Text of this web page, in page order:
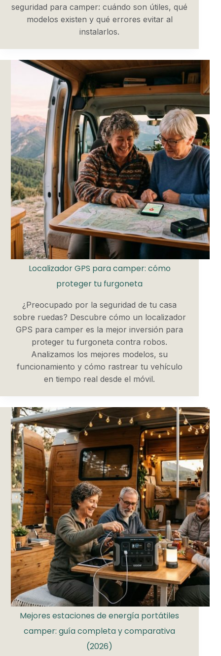
seguridad para camper: cuándo son útiles, qué
modelos existen y qué errores evitar al
instalarlos.
Localizador GPS para camper: cómo
proteger tu furgoneta
¿Preocupado por la seguridad de tu casa
sobre ruedas? Descubre cómo un localizador
GPS para camper es la mejor inversión para
proteger tu furgoneta contra robos.
Analizamos los mejores modelos, su
funcionamiento y cómo rastrear tu vehículo
en tiempo real desde el móvil.
Mejores estaciones de energía portátiles
camper: guía completa y comparativa
(2026)